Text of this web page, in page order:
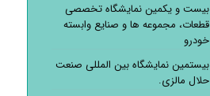
بیست و یکمین نمایشگاه تخصصی
قطعات، مجموعه ها و صنایع وابسته
خودرو
بیستمین نمایشگاه بین المللی صنعت
حلال مالزی.